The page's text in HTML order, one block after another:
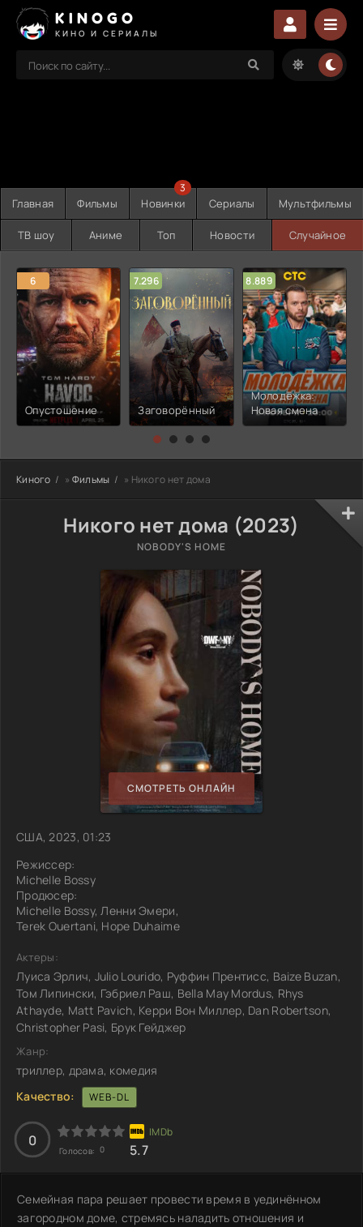
KINOGO
КИНО И СЕРИАЛЫ
Главная Фильмы Новинки
3
Сериалы Мультфильмы
ТВ шоу Аниме Топ Новости Случайное
6
Опустошение
7.296
Заговорённый
8.889
Молодёжка:
Новая смена
Киного » Фильмы » Никого нет дома
Никого нет дома (2023)
NOBODY'S HOME
СМОТРЕТЬ ОНЛАЙН
США, 2023, 01:23
Режиссер:
Michelle Bossy
Продюсер:
Michelle Bossy, Ленни Эмери,
Terek Ouertani, Hope Duhaime
Актеры:
Луиса Эрлич, Julio Lourido, Руффин Прентисс, Baize Buzan,
Том Липински, Гэбриел Раш, Bella May Mordus, Rhys
Athayde, Matt Pavich, Керри Вон Миллер, Dan Robertson,
Christopher Pasi, Брук Гейджер
Жанр:
триллер, драма, комедия
Качество:
WEB-DL
0
Голосов: 0 5.7
Семейная пара решает провести время в уединённом
загородном доме, стремясь наладить отношения и